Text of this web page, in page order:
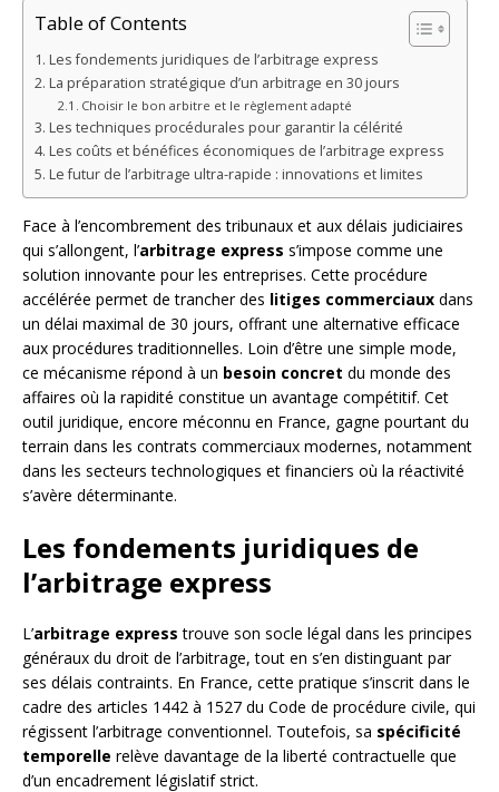
Table of Contents
Les fondements juridiques de l’arbitrage express
La préparation stratégique d’un arbitrage en 30 jours
Choisir le bon arbitre et le règlement adapté
Les techniques procédurales pour garantir la célérité
Les coûts et bénéfices économiques de l’arbitrage express
Le futur de l’arbitrage ultra-rapide : innovations et limites
Face à l’encombrement des tribunaux et aux délais judiciaires
qui s’allongent, l’arbitrage express s’impose comme une
solution innovante pour les entreprises. Cette procédure
accélérée permet de trancher des litiges commerciaux dans
un délai maximal de 30 jours, offrant une alternative efficace
aux procédures traditionnelles. Loin d’être une simple mode,
ce mécanisme répond à un besoin concret du monde des
affaires où la rapidité constitue un avantage compétitif. Cet
outil juridique, encore méconnu en France, gagne pourtant du
terrain dans les contrats commerciaux modernes, notamment
dans les secteurs technologiques et financiers où la réactivité
s’avère déterminante.
Les fondements juridiques de
l’arbitrage express
L’arbitrage express trouve son socle légal dans les principes
généraux du droit de l’arbitrage, tout en s’en distinguant par
ses délais contraints. En France, cette pratique s’inscrit dans le
cadre des articles 1442 à 1527 du Code de procédure civile, qui
régissent l’arbitrage conventionnel. Toutefois, sa spécificité
temporelle relève davantage de la liberté contractuelle que
d’un encadrement législatif strict.